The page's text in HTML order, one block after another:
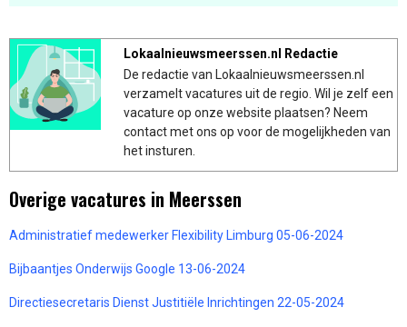
Lokaalnieuwsmeerssen.nl Redactie
De redactie van Lokaalnieuwsmeerssen.nl
verzamelt vacatures uit de regio. Wil je zelf een
vacature op onze website plaatsen? Neem
contact met ons op voor de mogelijkheden van
het insturen.
Overige vacatures in Meerssen
Administratief medewerker Flexibility Limburg 05-06-2024
Bijbaantjes Onderwijs Google 13-06-2024
Directiesecretaris Dienst Justitiële Inrichtingen 22-05-2024